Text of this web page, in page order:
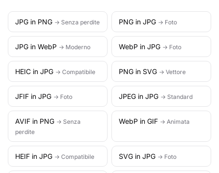
JPG in PNG → Senza perdite PNG in JPG → Foto
JPG in WebP → Moderno WebP in JPG → Foto
HEIC in JPG → Compatibile PNG in SVG → Vettore
JFIF in JPG → Foto JPEG in JPG → Standard
AVIF in PNG → Senza
perdite
WebP in GIF → Animata
HEIF in JPG → Compatibile SVG in JPG → Foto